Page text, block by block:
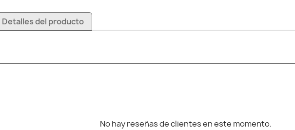
Detalles del producto
No hay reseñas de clientes en este momento.